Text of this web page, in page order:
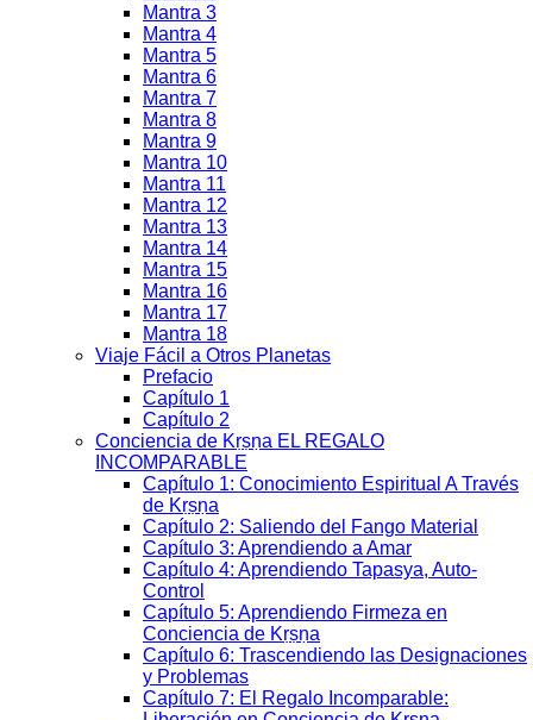
Mantra 3
Mantra 4
Mantra 5
Mantra 6
Mantra 7
Mantra 8
Mantra 9
Mantra 10
Mantra 11
Mantra 12
Mantra 13
Mantra 14
Mantra 15
Mantra 16
Mantra 17
Mantra 18
Viaje Fácil a Otros Planetas
Prefacio
Capítulo 1
Capítulo 2
Conciencia de Kṛṣṇa EL REGALO
INCOMPARABLE
Capítulo 1: Conocimiento Espiritual A Través
de Kṛṣṇa
Capítulo 2: Saliendo del Fango Material
Capítulo 3: Aprendiendo a Amar
Capítulo 4: Aprendiendo Tapasya, Auto-
Control
Capítulo 5: Aprendiendo Firmeza en
Conciencia de Kṛṣṇa
Capítulo 6: Trascendiendo las Designaciones
y Problemas
Capítulo 7: El Regalo Incomparable: